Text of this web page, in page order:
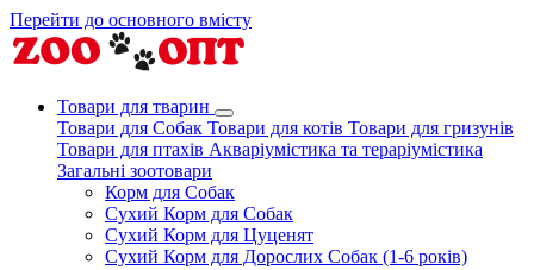
Перейти до основного вмісту
Товари для тварин
Товари для Собак Товари для котів Товари для гризунів
Товари для птахів Акваріумістика та тераріумістика
Загальні зоотовари
Корм для Собак
Сухий Корм для Собак
Сухий Корм для Цуценят
Сухий Корм для Дорослих Собак (1-6 років)